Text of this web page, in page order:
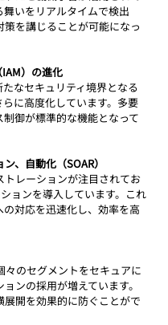
いをリアルタイムで検出
を講じることが可能になっ
）の進化
なセキュリティ境界となる
に高度化しています。多要
御が標準的な機能となって
、自動化（SOAR）
レーションが注目されてお
ョンを導入しています。これ
対応を迅速化し、効率を高
のセグメントをセキュアに
ンの採用が増えています。
開を効果的に防ぐことがで